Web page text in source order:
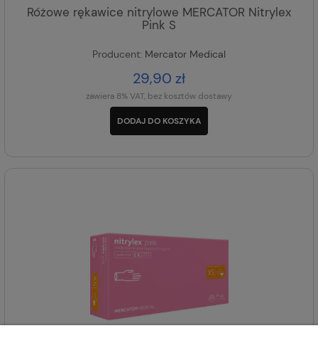
Różowe rękawice nitrylowe MERCATOR Nitrylex
Pink S
Producent: Mercator Medical
29,90 zł
zawiera 8% VAT, bez kosztów dostawy
DODAJ DO KOSZYKA